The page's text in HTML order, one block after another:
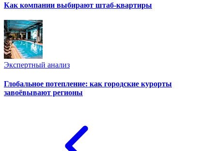
Как компании выбирают штаб-квартиры
Экспертный анализ
Глобальное потепление: как городские курорты
завоёвывают регионы